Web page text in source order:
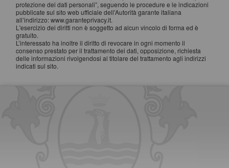
protezione dei dati personali”, seguendo le procedure e le indicazioni
pubblicate sul sito web ufficiale dell'Autorità garante italiana
all’indirizzo: www.garanteprivacy.it.
L'esercizio dei diritti non è soggetto ad alcun vincolo di forma ed è
gratuito.
L’interessato ha inoltre il diritto di revocare in ogni momento il
consenso prestato per il trattamento dei dati, opposizione, richiesta
delle informazioni rivolgendosi al titolare del trattamento agli indirizzi
indicati sul sito.